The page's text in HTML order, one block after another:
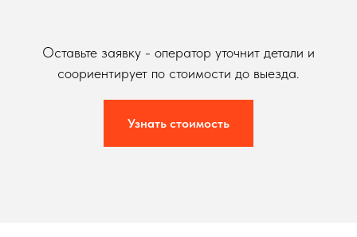
Оставьте заявку - оператор уточнит детали и
соориентирует по стоимости до выезда.
Узнать стоимость